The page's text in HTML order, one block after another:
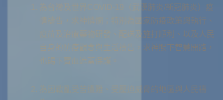
為台灣及世界COVID-19（武漢肺炎/新冠肺炎）疫
情禱告，求神憐憫；特別為國家防疫政策與執行、
疫苗及治療藥物研發、配送及施打順利、以及人民
自身的防疫觀念與生活禱告，求神賜下智慧開路，
也賜下寶血遮蓋保護。
為因戰亂受苦遭難、受壓迫威脅的地區與人民禱